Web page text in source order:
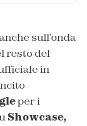
sull’onda
resto del
in
per i
Showcase,